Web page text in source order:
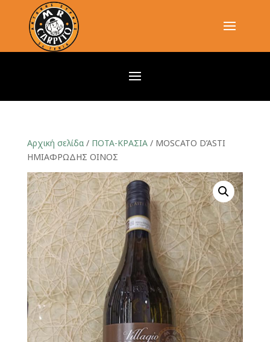
Αρχική σελίδα/ ΠΟΤΑ-ΚΡΑΣΙΑ/ MOSCATO D’ASTI
HMIΑΦΡΩΔΗΣ ΟΙΝΟΣ